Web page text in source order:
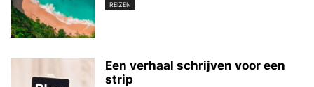
REIZEN
Een verhaal schrijven voor een
strip